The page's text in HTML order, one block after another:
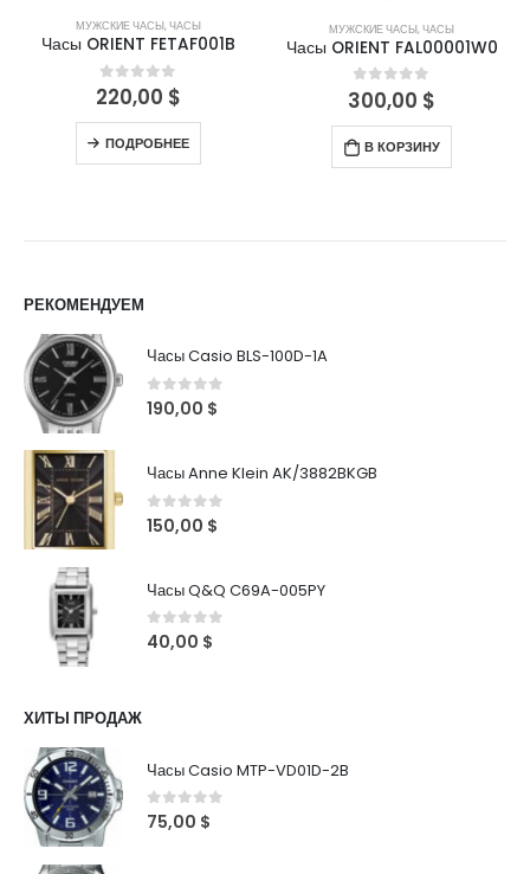
МУЖСКИЕ ЧАСЫ,ЧАСЫ
Часы ORIENT FETAF001B
0out of 5
220,00 $
ПОДРОБНЕЕ
МУЖСКИЕ ЧАСЫ,ЧАСЫ
Часы ORIENT FAL00001W0
0out of 5
300,00 $
В КОРЗИНУ
РЕКОМЕНДУЕМ
Часы Casio BLS-100D-1A
0out of 5
190,00 $
Часы Anne Klein AK/3882BKGB
0out of 5
150,00 $
Часы Q&Q C69A-005PY
0 out of 5
40,00 $
ХИТЫ ПРОДАЖ
Часы Casio MTP-VD01D-2B
0out of 5
75,00 $